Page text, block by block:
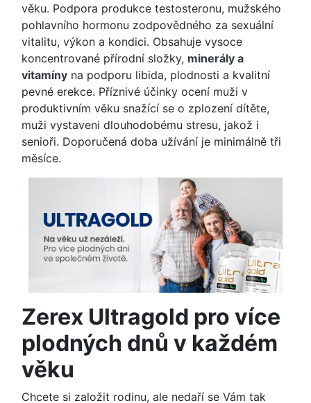
věku. Podpora produkce testosteronu, mužského
pohlavního hormonu zodpovědného za sexuální
vitalitu, výkon a kondici. Obsahuje vysoce
koncentrované přírodní složky, minerály a
vitamíny na podporu libida, plodnosti a kvalitní
pevné erekce. Příznivé účinky ocení muži v
produktivním věku snažící se o zplození dítěte,
muži vystaveni dlouhodobému stresu, jakož i
senioři. Doporučená doba užívání je minimálně tři
měsíce.
Zerex Ultragold pro více
plodných dnů v každém
věku
Chcete si založit rodinu, ale nedaří se Vám tak